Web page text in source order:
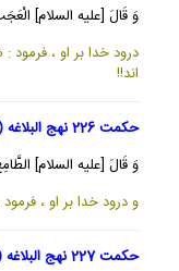
وَ قَالَ [عليه السلام]
درود خدا بر او ،
اند!!
حکمت 226 نهج البلاغه ( طمع ورزی و خواری )
وَ قَالَ [عليه السلام]
و درود خدا بر او ،
حکمت 227 نهج البلاغه ( ارکان ایمان )